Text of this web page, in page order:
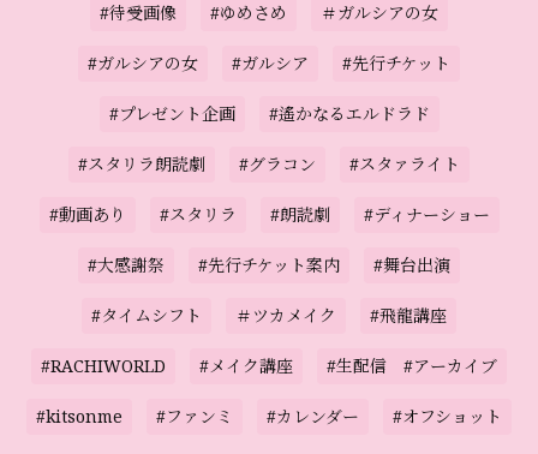
#待受画像 #ゆめさめ ＃ガルシアの女
#ガルシアの女 #ガルシア #先行チケット
#プレゼント企画 #遙かなるエルドラド
#スタリラ朗読劇 #グラコン #スタァライト
#動画あり #スタリラ #朗読劇 #ディナーショー
#大感謝祭 #先行チケット案内 #舞台出演
#タイムシフト ＃ツカメイク #飛龍講座
#RACHIWORLD #メイク講座 #生配信 #アーカイブ
#kitsonme #ファンミ #カレンダー #オフショット